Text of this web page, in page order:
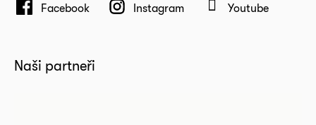
Facebook Instagram Youtube
Naši partneři